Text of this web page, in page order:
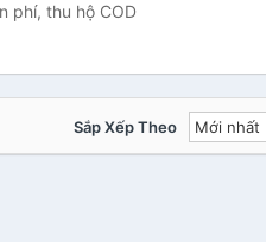
phí, thu hộ COD
Sắp Xếp Theo